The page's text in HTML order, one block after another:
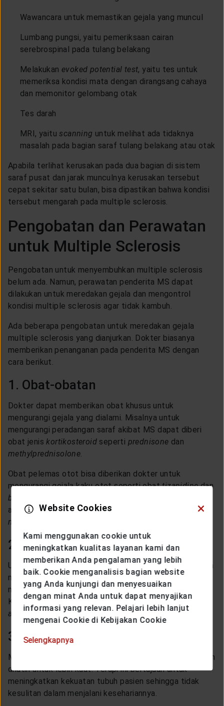
Wawancara untuk memastikan gejala yang muncul
Lumbang pungsi, yaitu pemeriksaan cairan
serebrospinal pada tulang belakang
Melakukan evoked potential test, yaitu tes untuk
memeriksa kondisi mata dengan dirangsang cahaya
dan memonitor gelombang otak
Tes darah
MRI, yaituscanning untuk melihat ada tidaknya
masalah pada bagian saraf tulang belakang atau otak
Apabila terlihat kerusakan pada dua bagian di sistem
saraf pusat dan jarak munculnya kerusakan tersebut
cepat sekitar satu bulan, bisa dipastikan bahwa kondisi
tersebut mengarah pada multiple sclerosis.
Pengobatan dan Perawatan
untuk Multiple Sclerosis
Pengobatan untuk menyembuhkan multiple sclerosis
belum ada. Namun, perawatan penderita MS dapat
dilakukan untuk meredakan gejala dan mengontrol
kondisi multiple sclerosis agar tidak kambuh.
Ada beberapa pengobatan untuk meredakan gejala
multiple sclerosis yang dianjurkan. Dokter biasanya
memberikan penanganan pada penderita MS dengan
cara berikut.
1. Obat-obatan
Dokter dapat memberikan obat khusus untuk
mengurangi gejala yang dialami. Misalnya untuk
mengurangi peradangan saraf akibat MS dapat diberi
obat jeniskortikosteroid seperti prednisone dan
methylprednisolone
Obat pelemas otot bisa diberikan dokter untuk
mengurangi gejala kaku otot seperti obattizanidinedan
baclofen.
atau lelah dapat menggunakan obat antidepresan dan
methylphenidate
2. Plasmapheresis
Untuk mengurangi gejala atau serangan MS, dokter akan
membuang plasma darah dari tubuh pasien. Proses
membuang plasma darah ini menggunakan alat khusus.
Kemudian dokter memasukan cairan infus seperti
albuminuntuk mengganti plasma yang dibuang.
3. Fisioterapi
Melalui terapi okupasi dan terapi fisik, tubuh pasien akan
dilatih untuk lebih kuat. Terapi ini bertujuan untuk
meningkatkan kekuatan tubuh pasien sehingga tidak
kesulitan dalam menjalani kesehariannya.
Website Cookies
Kami menggunakan cookie untuk
meningkatkan kualitas layanan kami dan
memberikan Anda pengalaman yang lebih
baik. Cookie menganalisis bagian website
yang Anda kunjungi dan menyesuaikan
dengan minat Anda untuk dapat menyajikan
informasi yang relevan. Pelajari lebih lanjut
mengenai Cookie di Kebijakan Cookie
Selengkapnya